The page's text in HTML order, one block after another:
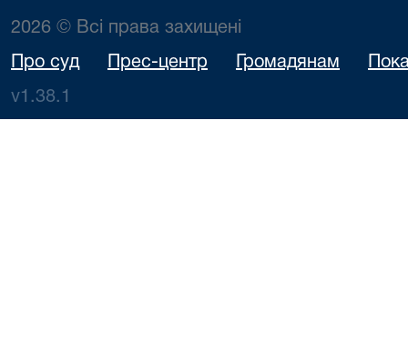
2026 © Всі права захищені
Про суд Прес-центр Громадянам
v1.38.1